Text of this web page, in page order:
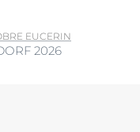
EUCERIN
2026